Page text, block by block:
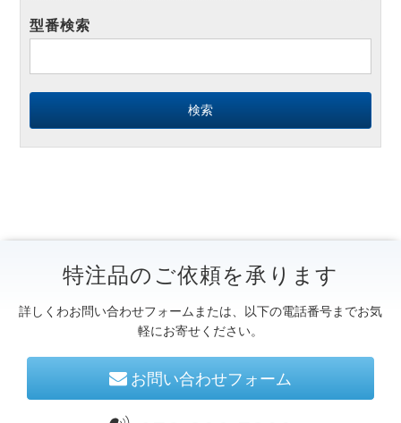
型番検索
特注品のご依頼を承ります
詳しくわお問い合わせフォームまたは、以下の電話番号までお気
軽にお寄せください。
お問い合わせフォーム